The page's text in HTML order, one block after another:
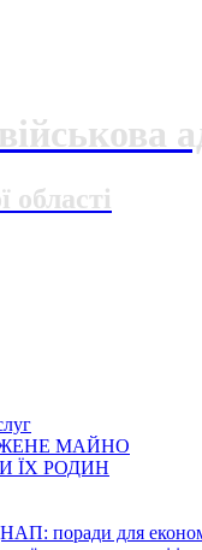
МАЙНО
ЇХ РОДИН
поради для